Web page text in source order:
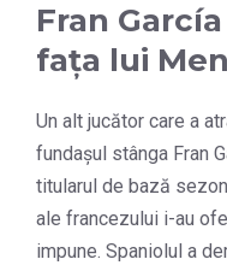
Fran
fața lui
Un alt jucător care a
fundașul stânga Fran
titularul de bază
ale francezului i-au
impune. Spaniolul a